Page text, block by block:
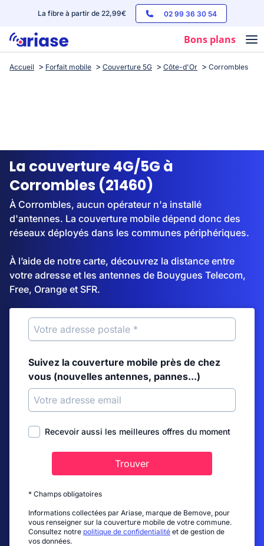
La fibre à partir de 22,99€ 02 99 36 30 54
Bons plans
Box internet
Streaming
Accueil Forfait mobile Couverture 5G Côte-d'Or Corrombles
La couverture 4G/5G à
Corrombles (21460)
À Corrombles, aucun opérateur n'a installé
d'antennes. La couverture mobile dépend donc des
réseaux déployés dans les communes périphériques.
À l’aide de notre carte, découvrez la distance entre
votre adresse et les antennes de Bouygues Telecom,
Free, Orange et SFR.
Suivez la couverture mobile près de chez
vous (nouvelles antennes, pannes...)
Recevoir aussi les meilleures offres du moment
Trouver
* Champs obligatoires
Informations collectées par Ariase, marque de Bemove, pour
vous renseigner sur la couverture mobile de votre commune.
Consultez notre politique de confidentialité et de gestion de
vos données.